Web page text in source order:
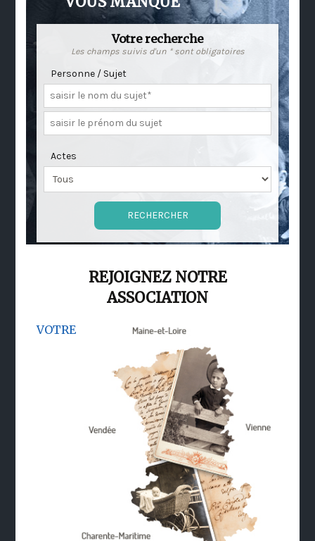
Votre recherche
Les champs suivis d'un * sont obligatoires
Personne / Sujet
Actes
REJOIGNEZ NOTRE
ASSOCIATION
VOTRE